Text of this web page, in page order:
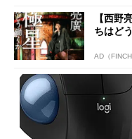
【西野
ちはど
AD（